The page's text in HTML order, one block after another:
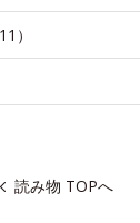
）
読み物 TOPへ